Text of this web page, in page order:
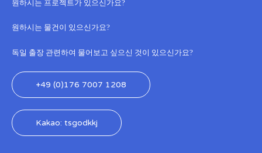
원하시는 프로젝트가 있으신가요?
원하시는 물건이 있으신가요?
독일 출장 관련하여 물어보고 싶으신 것이 있으신가요?
+49 (0)176 7007 1208
Kakao: tsgodkkj